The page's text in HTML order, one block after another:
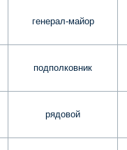
генерал-майор
подполковник
рядовой